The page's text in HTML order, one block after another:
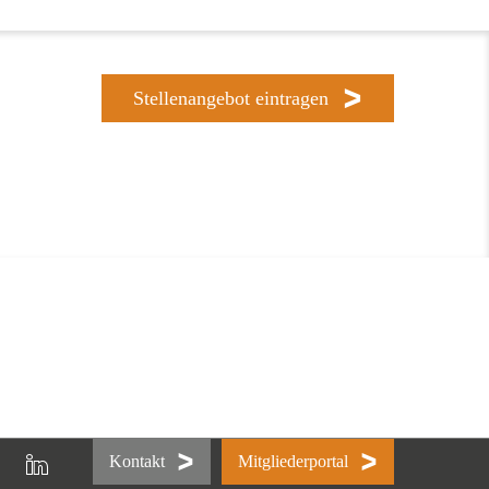
Stellenangebot eintragen
Kontakt Mitgliederportal